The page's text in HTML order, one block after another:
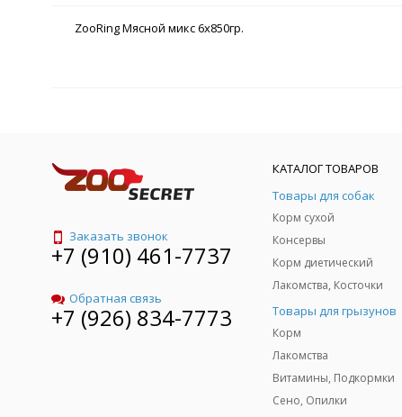
ZooRing Мясной микс 6х850гр.
Заказать звонок
+7 (910) 461-7737
Обратная связь
+7 (926) 834-7773
КАТАЛОГ ТОВАРОВ
Товары для собак
Корм сухой
Консервы
Корм диетический
Лакомства, Косточки
Товары для грызунов
Корм
Лакомства
Витамины, Подкормки
Сено, Опилки